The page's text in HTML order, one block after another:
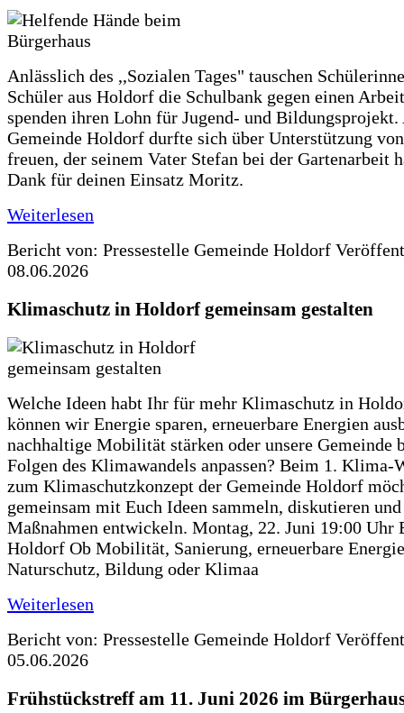
Anlässlich des ,,Sozialen Tages" tauschen
Schüler aus Holdorf die Schulbank gegen einen
spenden ihren Lohn für Jugend- und Bildungsprojekt.
Gemeinde Holdorf durfte sich über Unterstützung
freuen, der seinem Vater Stefan bei der Gartenarbeit
Dank für deinen Einsatz Moritz.
Weiterlesen
Bericht von: Pressestelle Gemeinde Holdorf
08.06.2026
Klimaschutz in Holdorf gemeinsam gestalten
Welche Ideen habt Ihr für mehr Klimaschutz in
können wir Energie sparen, erneuerbare Energien
nachhaltige Mobilität stärken oder unsere Gemeinde
Folgen des Klimawandels anpassen? Beim 1. Klima-
zum Klimaschutzkonzept der Gemeinde Holdorf
gemeinsam mit Euch Ideen sammeln, diskutieren
Maßnahmen entwickeln. Montag, 22. Juni 19:00 Uhr
Holdorf Ob Mobilität, Sanierung, erneuerbare
Naturschutz, Bildung oder Klimaa
Weiterlesen
Bericht von: Pressestelle Gemeinde Holdorf
05.06.2026
Frühstückstreff am 11. Juni 2026 im